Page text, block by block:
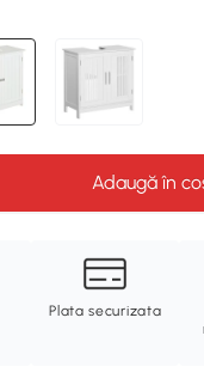
Adaugă în
Plata securizata